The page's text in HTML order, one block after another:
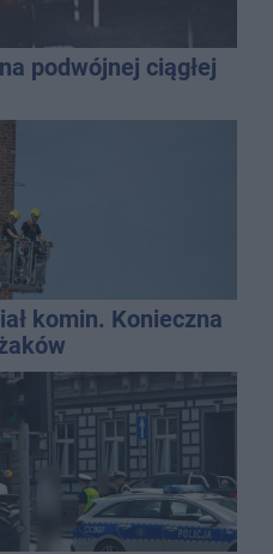
podwójnej ciągłej
komin. Konieczna